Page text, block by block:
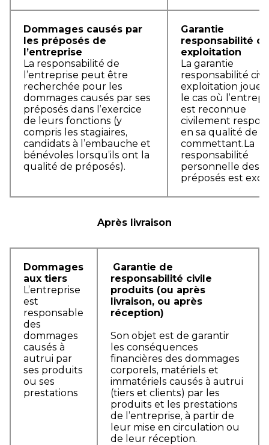
Dommages causés par
les préposés de
l’entreprise
La responsabilité de
l’entreprise peut être
recherchée pour les
dommages causés par ses
préposés dans l’exercice
de leurs fonctions (y
compris les stagiaires,
candidats à l’embauche et
bénévoles lorsqu’ils ont la
qualité de préposés).
Garantie
responsabilité
exploitation
La garantie
responsabilité
exploitation joue
le cas où
est reconnue
civilement
en sa qualité de
commettant.La
responsabilité
personnelle des
préposés est
Après livraison
Dommages
aux tiers
L’entreprise
est
responsable
des
dommages
causés à
autrui par
ses produits
ou ses
prestations
Garantie de
responsabilité civile
produits (ou après
livraison, ou après
réception)
Son objet est de garantir
les conséquences
financières des dommages
corporels, matériels et
immatériels causés à autrui
(tiers et clients) par les
produits et les prestations
de l’entreprise, à partir de
leur mise en circulation ou
de leur réception.